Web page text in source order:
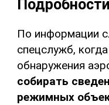
По информации
спецслужб,
обнаружения
собирать
режимных